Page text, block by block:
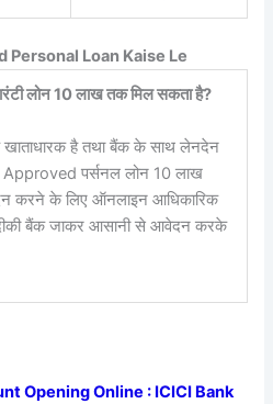
Personal Loan Kaise Le
लोन 10 लाख तक मिल सकता है?
है तथा बैंक के साथ लेनदेन
Approved पर्सनल लोन 10 लाख
करने के लिए ऑनलाइन आधिकारिक
बैंक जाकर आसानी से आवेदन करके
Opening Online : ICICI Bank